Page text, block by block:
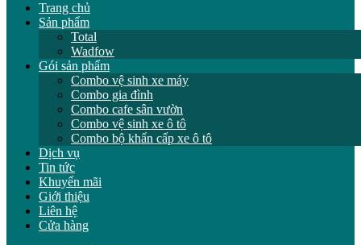
Trang chủ
Sản phẩm
Total
Wadfow
Gói sản phẩm
Combo vệ sinh xe máy
Combo gia đình
Combo cafe sân vườn
Combo vệ sinh xe ô tô
Combo bộ khẩn cấp xe ô tô
Dịch vụ
Tin tức
Khuyến mãi
Giới thiệu
Liên hệ
Cửa hàng